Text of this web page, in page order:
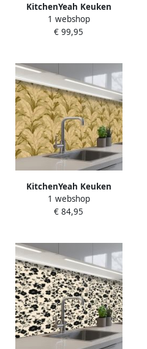
KitchenYeah Keuken
achterwand 300x80 cm
Spatscherm zelfklevend
fornuis
1 webshop
€ 99,95
KitchenYeah Keuken
achterwand 250x60 cm
Spatscherm zelfklevend
Spatwand fornuis
1 webshop
€ 84,95